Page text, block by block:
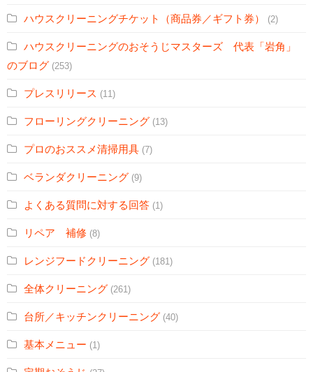
ハウスクリーニングチケット（商品券／ギフト券） (2)
ハウスクリーニングのおそうじマスターズ 代表「岩角」
のブログ (253)
プレスリリース (11)
フローリングクリーニング (13)
プロのおススメ清掃用具 (7)
ベランダクリーニング (9)
よくある質問に対する回答 (1)
リペア 補修 (8)
レンジフードクリーニング (181)
全体クリーニング (261)
台所／キッチンクリーニング (40)
基本メニュー (1)